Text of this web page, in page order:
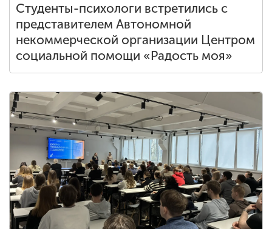
Студенты-психологи встретились с
представителем Автономной
некоммерческой организации Центром
социальной помощи «Радость моя»